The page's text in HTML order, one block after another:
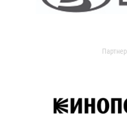
Партнер